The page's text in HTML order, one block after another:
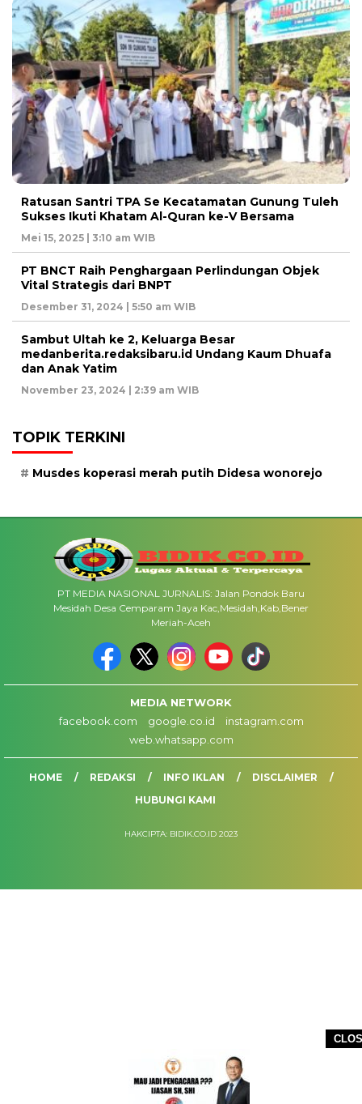
Ratusan Santri TPA Se Kecatamatan Gunung Tuleh
Sukses Ikuti Khatam Al-Quran ke-V Bersama
Mei 15, 2025 | 3:10 am WIB
PT BNCT Raih Penghargaan Perlindungan Objek
Vital Strategis dari BNPT
Desember 31, 2024 | 5:50 am WIB
Sambut Ultah ke 2, Keluarga Besar
medanberita.redaksibaru.id Undang Kaum Dhuafa
dan Anak Yatim
November 23, 2024 | 2:39 am WIB
TOPIK TERKINI
Musdes koperasi merah putih Didesa wonorejo
PT MEDIA NASIONAL JURNALIS: Jalan Pondok Baru
Mesidah Desa Cemparam Jaya Kac,Mesidah,Kab,Bener
Meriah-Aceh
MEDIA NETWORK
facebook.com
google.co.id
instagram.com
web.whatsapp.com
HOME REDAKSI INFO IKLAN
DISCLAIMER
HUBUNGI KAMI
HAKCIPTA: BIDIK.CO.ID 2023